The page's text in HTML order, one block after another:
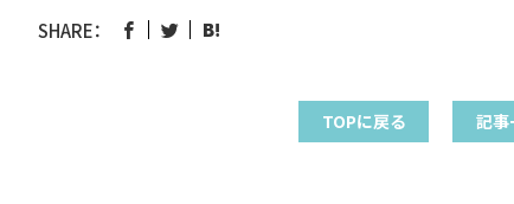
SHARE：
TOPに戻る 記事